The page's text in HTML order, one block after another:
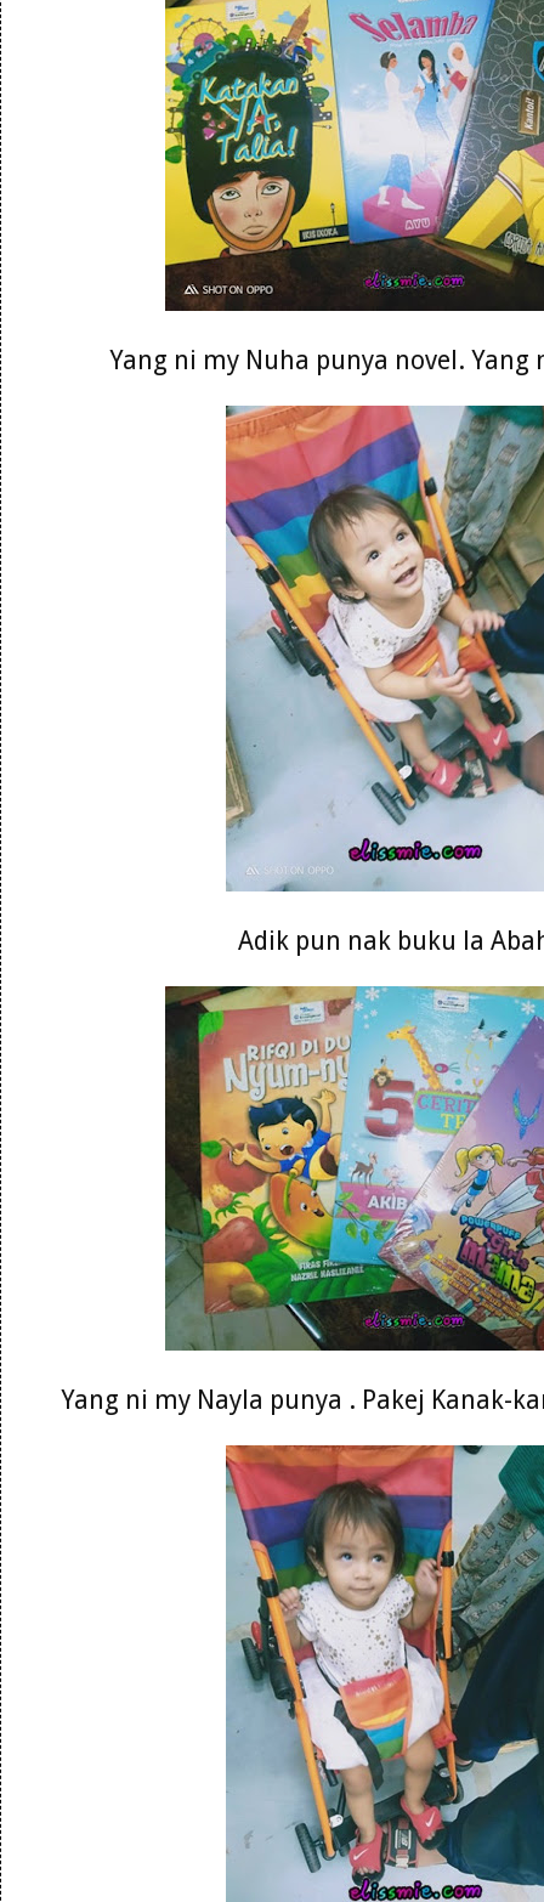
Yang ni my Nuha punya novel. Yang
Adik pun nak buku la
Yang ni my Nayla punya . Pakej Kanak-